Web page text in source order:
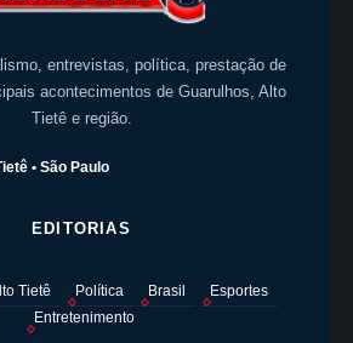
entrevistas, política, prestação de
acontecimentos de Guarulhos, Alto
Tietê e região.
• São Paulo
EDITORIAS
Tietê Política Brasil
Esportes
Entretenimento